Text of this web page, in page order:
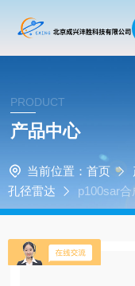
PRODUCT
产品中心
当前位置： 首页
孔径雷达
p100sar